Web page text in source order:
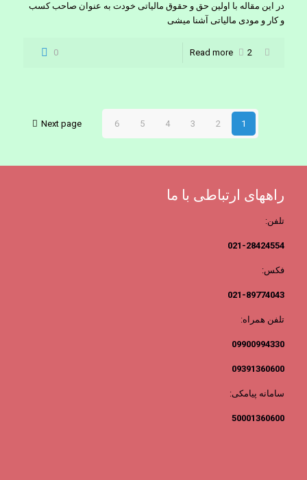
در این مقاله با اولین حق و حقوق مالیاتی خودت به عنوان صاحب کسب
و کار و مودی مالیاتی آشنا میشی
0 2
Read more
1
2
3
4
5
6
Next page
راههای ارتباطی با ما
تلفن:
021-28424554
فکس:
021-89774043
تلفن همراه:
09900994330
09391360600
سامانه پیامکی:
50001360600